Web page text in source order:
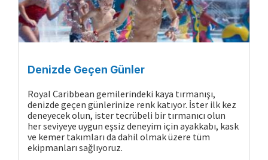
Denizde Geçen Günler
Royal Caribbean gemilerindeki kaya tırmanışı,
denizde geçen günlerinize renk katıyor. İster ilk kez
deneyecek olun, ister tecrübeli bir tırmanıcı olun
her seviyeye uygun eşsiz deneyim için ayakkabı, kask
ve kemer takımları da dahil olmak üzere tüm
ekipmanları sağlıyoruz.